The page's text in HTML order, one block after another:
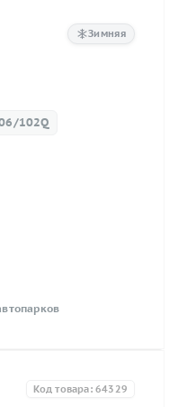
Зимняя
102Q
Код товара: 64329